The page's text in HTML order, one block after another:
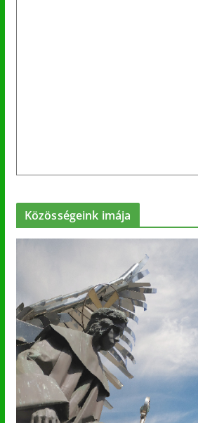
Közösségeink imája